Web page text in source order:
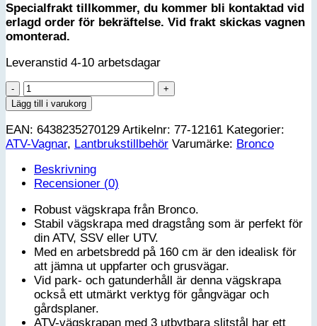
Specialfrakt tillkommer, du kommer bli kontaktad vid
erlagd order för bekräftelse. Vid frakt skickas vagnen
omonterad.
Leveranstid 4-10 arbetsdagar
Hydraulisk
vägskrapa
mängd
Lägg till i varukorg
EAN: 6438235270129 Artikelnr: 77-12161 Kategorier:
ATV-Vagnar, Lantbrukstillbehör Varumärke: Bronco
Beskrivning
Recensioner (0)
Robust vägskrapa från Bronco.
Stabil vägskrapa med dragstång som är perfekt för
din ATV, SSV eller UTV.
Med en arbetsbredd på 160 cm är den idealisk för
att jämna ut uppfarter och grusvägar.
Vid park- och gatunderhåll är denna vägskrapa
också ett utmärkt verktyg för gångvägar och
gårdsplaner.
ATV-vägskrapan med 3 utbytbara slitstål har ett